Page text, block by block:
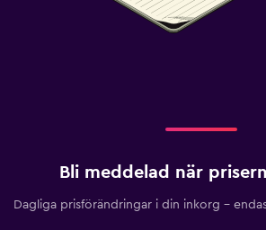
Bli meddelad när
Dagliga prisförändringar i din inkorg –